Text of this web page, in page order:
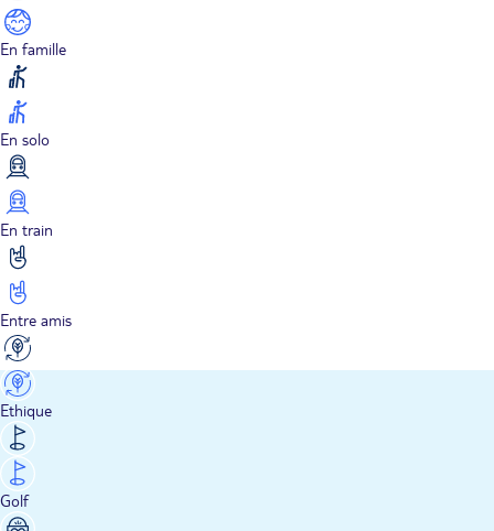
En famille
En solo
En train
Entre amis
Ethique
Golf